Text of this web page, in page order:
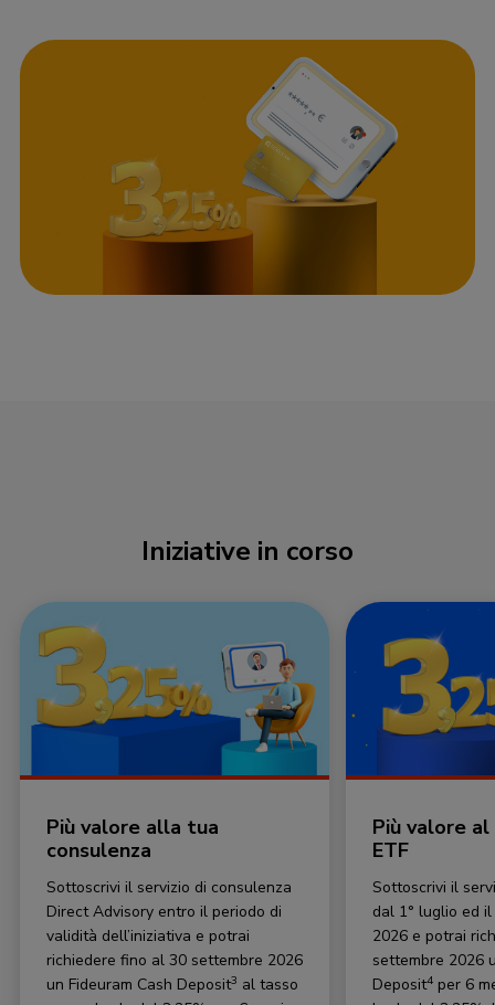
Iniziative in corso
Più valore alla tua
consulenza
Sottoscrivi il servizio di consulenza
Direct Advisory entro il periodo di
validità dell’iniziativa e potrai
richiedere fino al 30 settembre 2026
un Fideuram Cash Deposit3 al tasso
Più valore
ETF
Sottoscrivi il
dal 1° luglio ed
2026 e potrai
settembre 2026
Deposit4 per 6